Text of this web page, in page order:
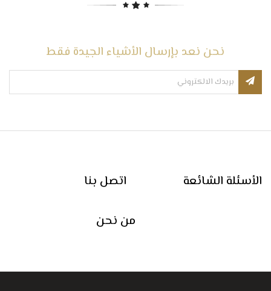
نحن نعد بإرسال الأشياء الجيدة فقط
اتصل بنا الأسئلة الشائعة
من نحن